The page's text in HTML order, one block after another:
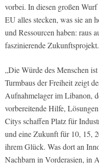
vorbei. In diesen großen
EU alles stecken, was sie an
und Ressourcen haben: raus
faszinierende Zukunftsprojekt.
„Die Würde des Menschen
Turmbaus der Freiheit zeigt
Aufnahmelager im Libanon,
vorbereitende Hilfe,
Citys schaffen Platz für
und eine Zukunft für 10, 15,
ihrem Glück. Was dort an
Nachbarn in Vorderasien, in